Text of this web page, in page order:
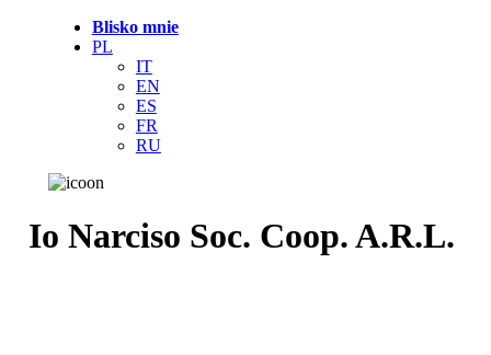
Blisko mnie
PL
IT
EN
ES
FR
RU
Io Narciso Soc. Coop. A.R.L.